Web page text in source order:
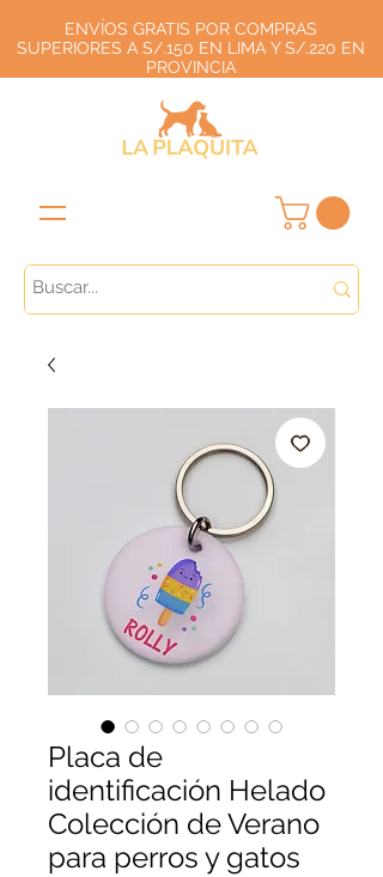
ENVÍOS GRATIS POR COMPRAS
SUPERIORES A S/.150 EN LIMA Y S/.220 EN
PROVINCIA
Placa de
identificación Helado
Colección de Verano
para perros y gatos